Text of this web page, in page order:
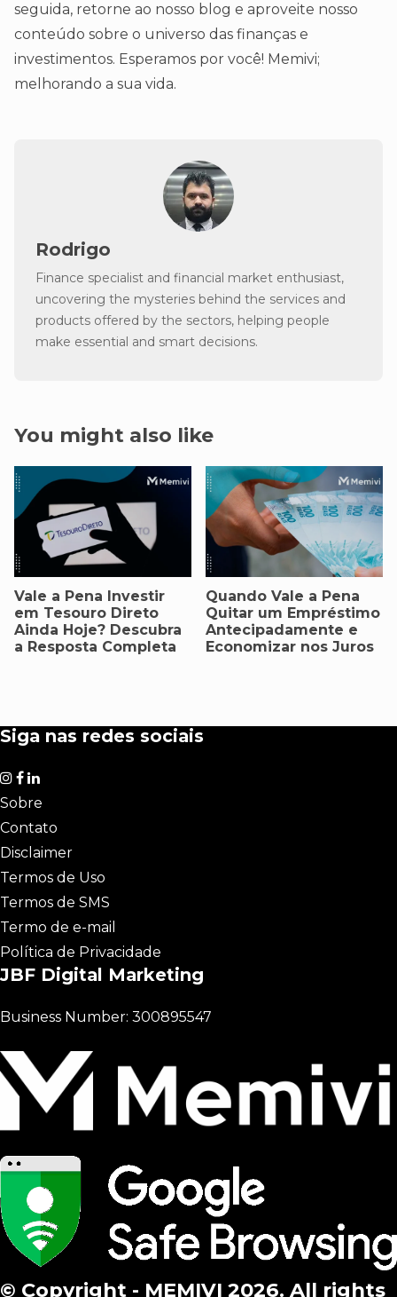
seguida, retorne ao nosso blog e aproveite nosso
conteúdo sobre o universo das finanças e
investimentos. Esperamos por você! Memivi;
melhorando a sua vida.
Rodrigo
Finance specialist and financial market enthusiast,
uncovering the mysteries behind the services and
products offered by the sectors, helping people
make essential and smart decisions.
You might also like
Vale a Pena Investir
em Tesouro Direto
Ainda Hoje? Descubra
a Resposta Completa
Quando Vale a Pena
Quitar um Empréstimo
Antecipadamente e
Economizar nos Juros
Siga nas redes sociais
Sobre
Contato
Disclaimer
Termos de Uso
Termos de SMS
Termo de e-mail
Política de Privacidade
JBF Digital Marketing
Business Number: 300895547
© Copyright - MEMIVI 2026. All rights